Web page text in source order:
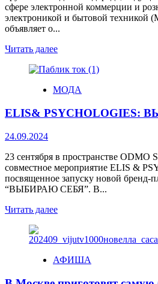
сфере электронной коммерции и
электроникой и бытовой техникой
объявляет о...
Читать далее
МОДА
ELIS& PSYCHOLOGIES:
24.09.2024
23 сентября в пространстве ODMO
совместное мероприятие ELIS &
посвященное запуску новой бренд-
“ВЫБИРАЮ СЕБЯ”. В...
Читать далее
АФИША